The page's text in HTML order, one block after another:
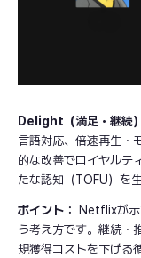
Delight（満足・継続）
言語対応、倍速再生・
的な改善でロイヤルテ
たな認知（TOFU）を
ポイント：
Netflixが示
う考え方です。継続・
規獲得コストを下げる